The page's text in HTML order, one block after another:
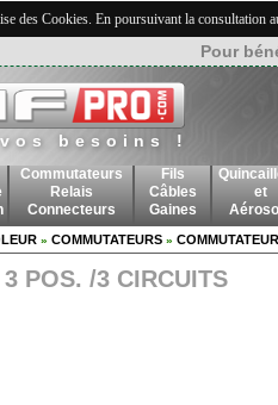
des Cookies. En poursuivant la consultation
Pour
besoins !
Commutateurs
Relais
Connecteurs
Fils
Câbles
Gaines
et
» COMMUTATEURS »
POS. /3 CIRCUITS